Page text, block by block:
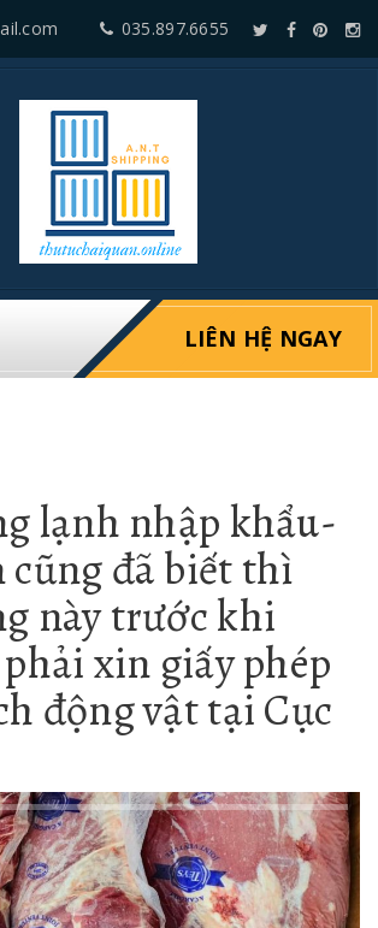
035.897.6655
LIÊN HỆ NGAY
lạnh nhập khẩu-
cũng đã biết thì
này trước khi
xin giấy phép
động vật tại Cục